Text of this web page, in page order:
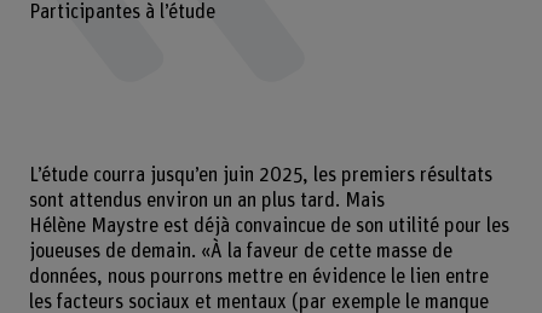
Participantes à l’étude
L’étude courra jusqu’en juin 2025, les premiers résultats
sont attendus environ un an plus tard. Mais
Hélène Maystre est déjà convaincue de son utilité pour les
joueuses de demain. «À la faveur de cette masse de
données, nous pourrons mettre en évidence le lien entre
les facteurs sociaux et mentaux (par exemple le manque